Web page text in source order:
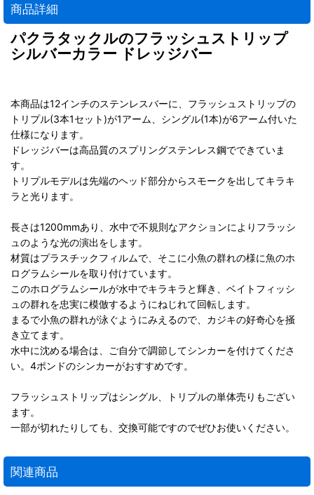
商品詳細
パクラタックルのフラッシュストリップ
シルバーカラー ドレッジバー
本商品は12インチのステンレスバーに、フラッシュストリップの
トリプル(3本1セット)が1アーム、シングル(1本)が6アーム付いた
仕様になります。
ドレッジバーは高品質のスプリングステンレス鋼でできていま
す。
トリプルモデルは先端のヘッド部分からスモークを出してキラキ
ラと光ります。
長さは1200mmあり、水中で不規則なアクションによりフラッシ
ュのような光の演出をします。
材質はプラスチックフィルムで、そこに小魚の群れの様に魚のホ
ログラムシールを取り付けています。
このホログラムシールが水中でキラキラと輝き、ベイトフィッシ
ュの群れを忠実に模倣するようにねじれて回転します。
まるで小魚の群れが泳ぐようにみえるので、カジキの好奇心を掻
き立てます。
水中に沈める場合は、ご自分で調節してシンカーを付けてくださ
い。4ポンドのシンカーがおすすめです。
フラッシュストリップはシングル、トリプルの単体売りもござい
ます。
一部が切れたりしても、交換可能ですのでぜひお使いください。
関連商品